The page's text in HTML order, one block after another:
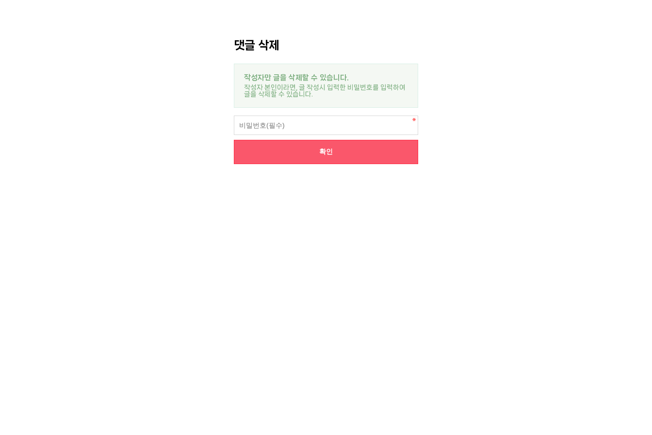
댓글 삭제
작성자만 글을 삭제할 수 있습니다.
작성자 본인이라면, 글 작성시 입력한 비밀번호를 입력하여
글을 삭제할 수 있습니다.